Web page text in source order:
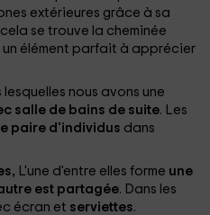
extérieures grâce à sa
se trouve la cheminée
un élément parfait à apprécier
lesquelles nous avons une
salle de bains de suite. Les
paire d'individus dans
L'une d'entre elles forme une
est partagée. Dans les
écran et serviettes.